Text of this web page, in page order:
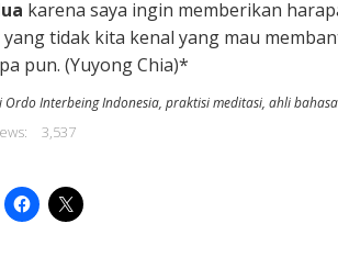
karena saya ingin memberikan
tidak kita kenal yang mau
pun. (Yuyong Chia)*
Ordo Interbeing Indonesia, praktisi meditasi, ahli
3,537